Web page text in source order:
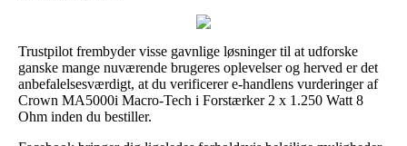
Trustpilot frembyder visse gavnlige løsninger til at udforske
ganske mange nuværende brugeres oplevelser og herved er det
anbefalelsesværdigt, at du verificerer e-handlens vurderinger af
Crown MA5000i Macro-Tech i Forstærker 2 x 1.250 Watt 8
Ohm inden du bestiller.